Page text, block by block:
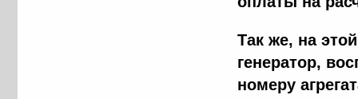
Так же, на
генератор,
номеру